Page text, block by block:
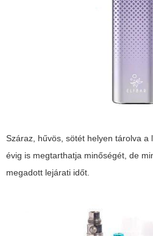
Száraz, hűvös, sötét helyen tárolva
évig is megtarthatja minőségét, de
megadott lejárati időt.